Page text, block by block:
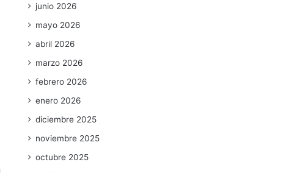
junio 2026
mayo 2026
abril 2026
marzo 2026
febrero 2026
enero 2026
diciembre 2025
noviembre 2025
octubre 2025